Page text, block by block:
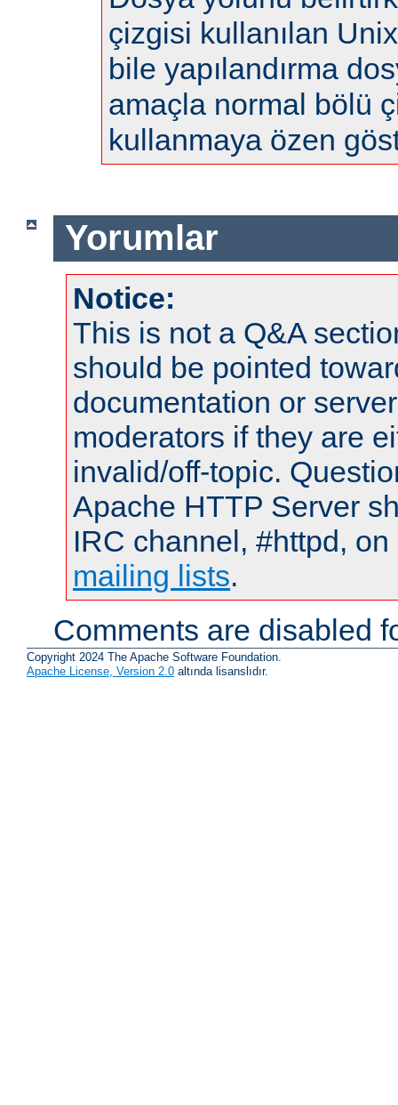
çizgisi kullanılan
bile yapılandırma
amaçla normal bölü
kullanmaya özen
Yorumlar
Notice:
This is not a Q&A
should be pointed
documentation or
moderators if they are
invalid/off-topic.
Apache HTTP Server
IRC channel, #httpd,
mailing lists.
Comments are disabled
Copyright 2024 The Apache Software Foundation.
Apache License, Version 2.0 altında lisanslıdır.